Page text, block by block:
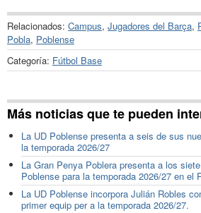
Relacionados: Campus, Jugadores del Barça,
Pobla, Poblense
Categoría: Fútbol Base
Más noticias que te pueden
La UD Poblense presenta a seis de sus
la temporada 2026/27
La Gran Penya Poblera presenta a los
Poblense para la temporada 2026/27 en el
La UD Poblense incorpora Julián Robles
primer equip per a la temporada 2026/27.